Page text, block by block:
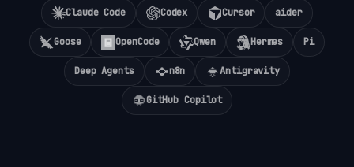
Claude Code Codex Cursor aider
Goose OpenCode Qwen Hermes Pi
Deep Agents n8n Antigravity
GitHub Copilot